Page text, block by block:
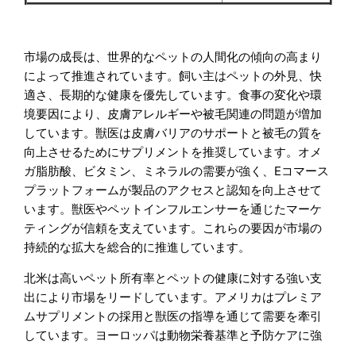
市場の成長は、世界的なペットの人間化の傾向の高まり
によって推進されています。飼い主はペットの外見、快
適さ、長期的な健康を優先しています。食事の変化や環
境要因により、皮膚アレルギーや被毛関連の問題が増加
しています。獣医は皮膚バリアのサポートと被毛の質を
向上させるためにサプリメントを推奨しています。オメ
ガ脂肪酸、ビタミン、ミネラルの需要が強く、Eコマース
プラットフォームが製品のアクセスと認知を向上させて
います。獣医やペットインフルエンサーを通じたマーケ
ティングが信頼を支えています。これらの要因が市場の
持続的な拡大を総合的に推進しています。
北米は高いペット所有率とペットの健康に対する強い支
出により市場をリードしています。アメリカはプレミア
ムサプリメントの採用と獣医の指導を通じて需要を牽引
しています。ヨーロッパは動物栄養基準と予防ケアに強